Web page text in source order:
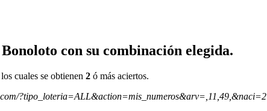
con su combinación elegida.
cuales se obtienen 2 ó más aciertos.
?tipo_loteria=ALL&action=mis_numeros&arv=,11,49,&naci=2